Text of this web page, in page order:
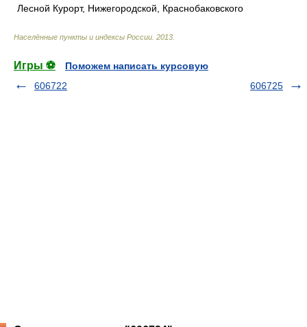
Лесной Курорт, Нижегородской, Краснобаковского
Населённые пункты и индексы России 2013
Игры ⚽
Поможем написать курсовую
606722
606725